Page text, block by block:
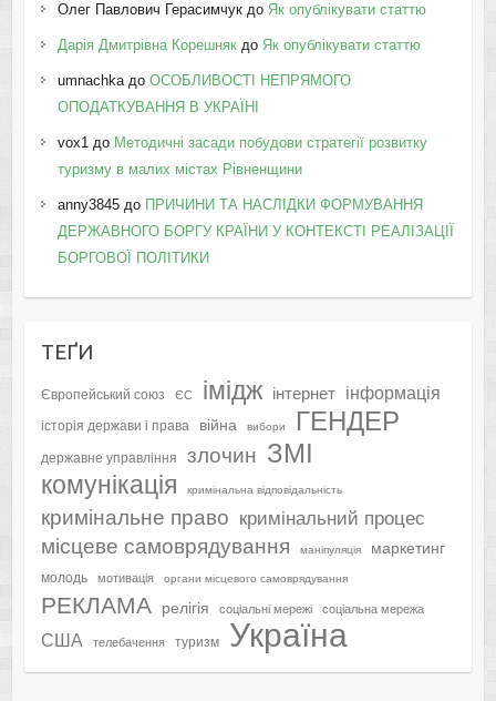
Олег Павлович Герасимчукдо Як опублікувати статтю
Дарія Дмитрівна Корешнякдо Як опублікувати статтю
umnachkaдо ОСОБЛИВОСТІ НЕПРЯМОГО
ОПОДАТКУВАННЯ В УКРАЇНІ
vox1до Методичні засади побудови стратегії розвитку
туризму в малих містах Рівненщини
anny3845до ПРИЧИНИ ТА НАСЛІДКИ ФОРМУВАННЯ
ДЕРЖАВНОГО БОРГУ КРАЇНИ У КОНТЕКСТІ РЕАЛІЗАЦІЇ
БОРГОВОЇ ПОЛІТИКИ
ТЕҐИ
Європейський союз ЄС імідж інтернет інформація
історія держави і права війна вибори ГЕНДЕР
державне управління злочин ЗМІ
комунікація кримінальна відповідальність
кримінальне право кримінальний процес
місцеве самоврядування маніпуляція маркетинг
молодь мотивація органи місцевого самоврядування
РЕКЛАМА релігія соціальні мережі соціальна мережа
США телебачення туризм Україна